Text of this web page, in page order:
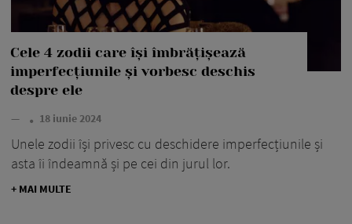
Cele 4 zodii care își îmbrățișează
imperfecțiunile și vorbesc deschis
despre ele
— 18 iunie 2024
Unele zodii își privesc cu deschidere imperfecțiunile și
asta îi îndeamnă și pe cei din jurul lor.
+ MAI MULTE